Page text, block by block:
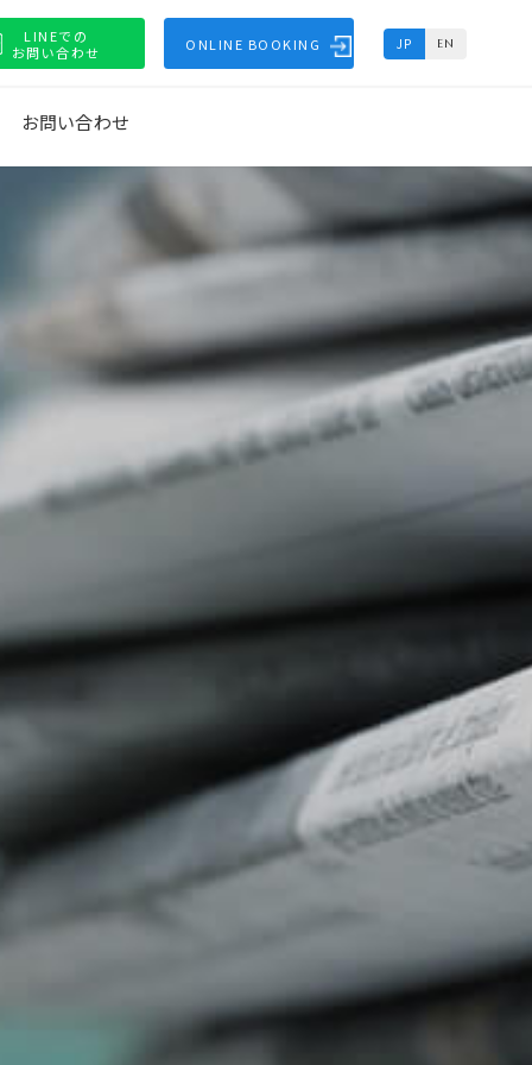
LINEでの
お問い合わせ
ONLINE BOOKING JP EN
お問い合わせ